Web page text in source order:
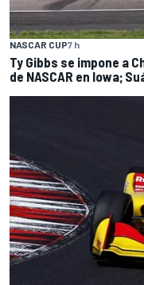
NASCAR CUP7 h
Ty Gibbs se impone a
de NASCAR en Iowa;